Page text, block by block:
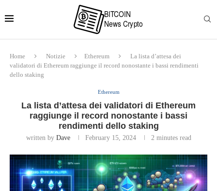
Home Notizie Ethereum
La lista d’attesa dei
validatori di Ethereum raggiunge il record nonostante i bassi rendimenti
dello staking
Ethereum
La lista d’attesa dei validatori di Ethereum
raggiunge il record nonostante i bassi
rendimenti dello staking
written by Dave February 15, 2024 2 minutes read